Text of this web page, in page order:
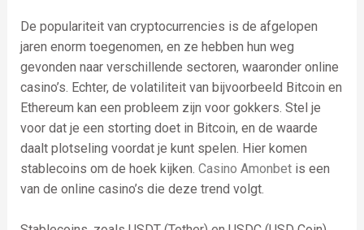
De populariteit van cryptocurrencies is de afgelopen
jaren enorm toegenomen, en ze hebben hun weg
gevonden naar verschillende sectoren, waaronder online
casino’s. Echter, de volatiliteit van bijvoorbeeld Bitcoin en
Ethereum kan een probleem zijn voor gokkers. Stel je
voor dat je een storting doet in Bitcoin, en de waarde
daalt plotseling voordat je kunt spelen. Hier komen
stablecoins om de hoek kijken. Casino Amonbetis een
van de online casino’s die deze trend volgt.